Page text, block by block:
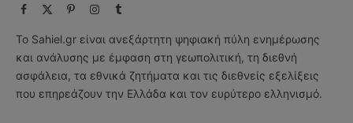
Facebook PinterestInstagram
Tumblr
Το Sahiel.gr είναι ανεξάρτητη ψηφιακή πύλη ενημέρωσης
και ανάλυσης με έμφαση στη γεωπολιτική, τη διεθνή
ασφάλεια, τα εθνικά ζητήματα και τις διεθνείς εξελίξεις
που επηρεάζουν την Ελλάδα και τον ευρύτερο ελληνισμό.